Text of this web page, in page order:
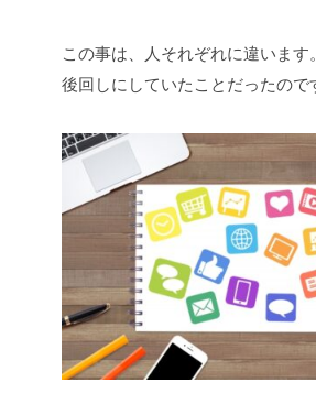
この事は、人それぞれに違います。
後回しにしていたことだったので